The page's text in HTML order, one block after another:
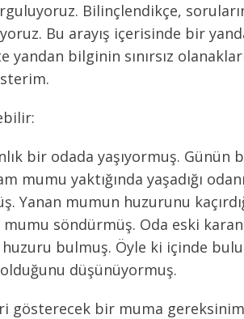
Bilinçlendikçe,
Bu arayış içerisinde bir
bilginin sınırsız
bir odada yaşıyormuş. Günün
mumu yaktığında yaşadığı
Yanan mumun huzurunu
söndürmüş. Oda eski
bulmuş. Öyle ki içinde
düşünüyormuş.
gösterecek bir muma